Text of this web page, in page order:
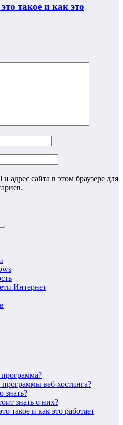
такое и как это
адрес сайта в этом браузере для
Интернет
программа?
программы веб-хостинга?
знать?
знать о них?
такое и как это работает